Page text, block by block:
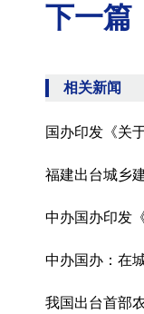
下一篇
相关新闻
国办印发《关
福建出台城乡
中办国办印发
中办国办：在
我国出台首部